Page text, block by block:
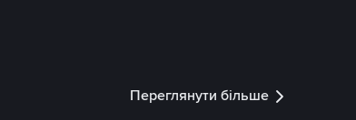
Переглянути більше